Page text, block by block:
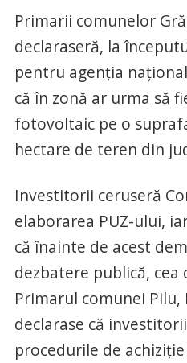
Primarii comunelor
declaraseră, la
pentru agenția
că în zonă ar urma să
fotovoltaic pe o
hectare de teren din
Investitorii ceruseră
elaborarea PUZ-ului,
că înainte de acest
dezbatere publică, cea
Primarul comunei Pilu,
declarase că
procedurile de